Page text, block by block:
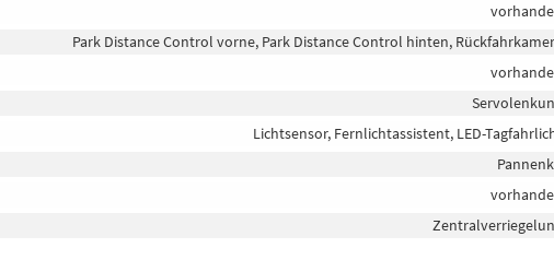
Park Distance Control vorne, Park Distance Control hinten,
Lichtsensor, Fernlichtassistent, LED-